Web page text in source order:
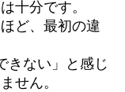
十分です。
ど、最初の違
きない」と感じ
せん。